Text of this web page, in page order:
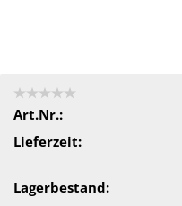
Art.Nr.:
Lieferzeit:
Lagerbestand: